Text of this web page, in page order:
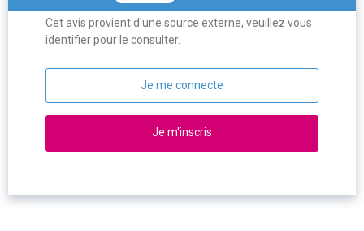
Cet avis provient d'une source externe, veuillez vous
identifier pour le consulter.
Je me connecte
Je m'inscris